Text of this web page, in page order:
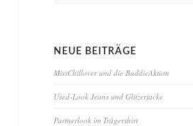
NEUE BEITRÄGE
MissChillover und die BuddieAktion
Used-Look Jeans und Glitzerjacke
Partnerlook im Trägershirt